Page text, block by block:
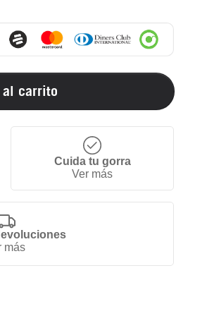
al carrito
Cuida tu gorra
Ver más
más